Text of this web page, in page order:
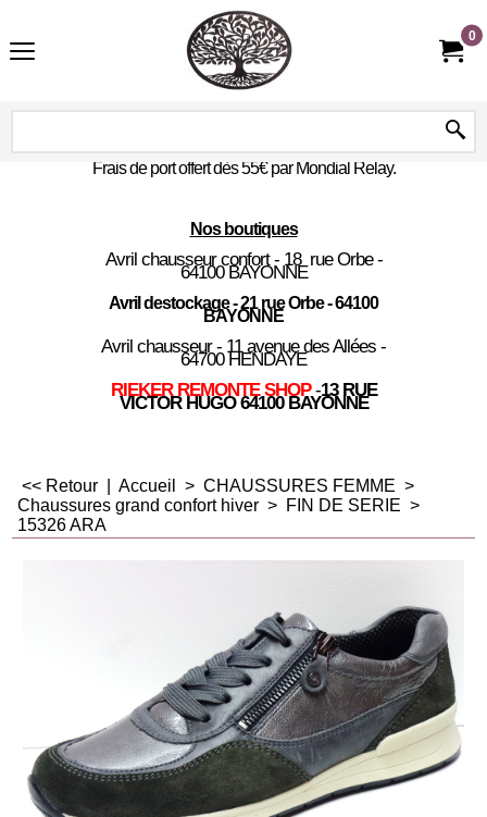
0
Frais de port offert dès 55€ par Mondial Relay.
Nos boutiques
Avril chausseur confort - 18 rue Orbe -
64100 BAYONNE
Avril destockage - 21 rue Orbe - 64100
BAYONNE
Avril chausseur - 11 avenue des Allées -
64700 HENDAYE
RIEKER REMONTE SHOP -13 RUE
VICTOR HUGO 64100 BAYONNE
<< Retour Accueil > CHAUSSURES FEMME >
Chaussures grand confort hiver > FIN DE SERIE >
15326 ARA